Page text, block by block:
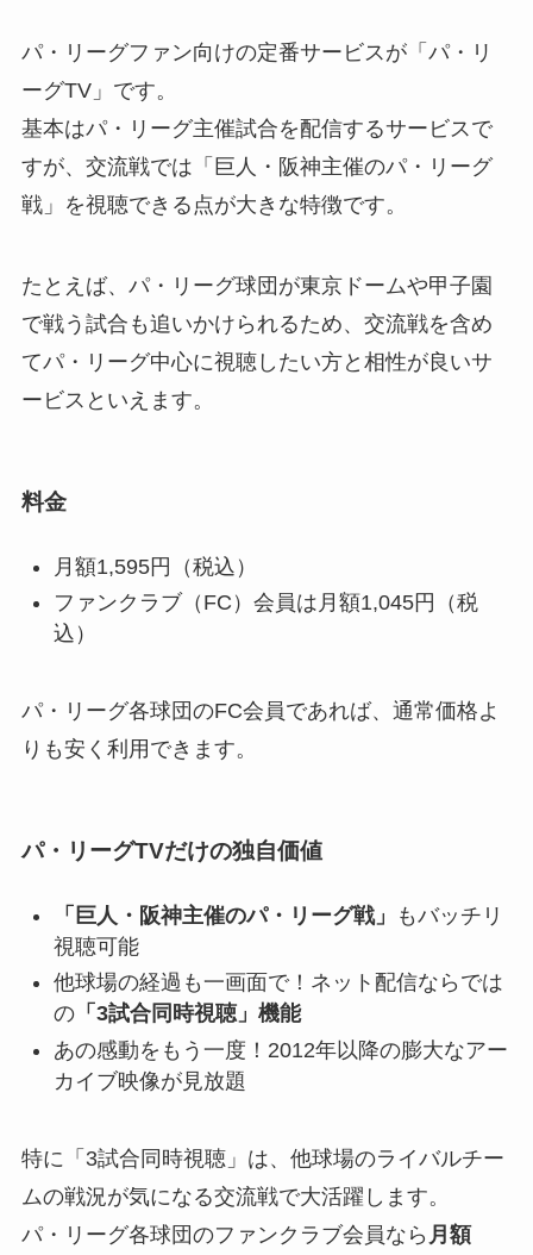
パ・リーグファン向けの定番サービスが「パ・リ
ーグTV」です。
基本はパ・リーグ主催試合を配信するサービスで
すが、交流戦では「巨人・阪神主催のパ・リーグ
戦」を視聴できる点が大きな特徴です。
たとえば、パ・リーグ球団が東京ドームや甲子園
で戦う試合も追いかけられるため、交流戦を含め
てパ・リーグ中心に視聴したい方と相性が良いサ
ービスといえます。
料金
月額1,595円（税込）
ファンクラブ（FC）会員は月額1,045円（税
込）
パ・リーグ各球団のFC会員であれば、通常価格よ
りも安く利用できます。
パ・リーグTVだけの独自価値
「巨人・阪神主催のパ・リーグ戦」
もバッチリ
視聴可能
他球場の経過も一画面で！ネット配信ならでは
の「3試合同時視聴」機能
あの感動をもう一度！2012年以降の膨大なアー
カイブ映像が見放題
特に「3試合同時視聴」は、他球場のライバルチー
ムの戦況が気になる交流戦で大活躍します。
パ・リーグ各球団のファンクラブ会員なら 月額